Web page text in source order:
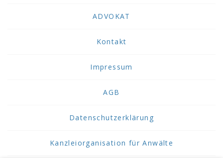
ADVOKAT
Kontakt
Impressum
AGB
Datenschutzerklärung
Kanzleiorganisation für Anwälte